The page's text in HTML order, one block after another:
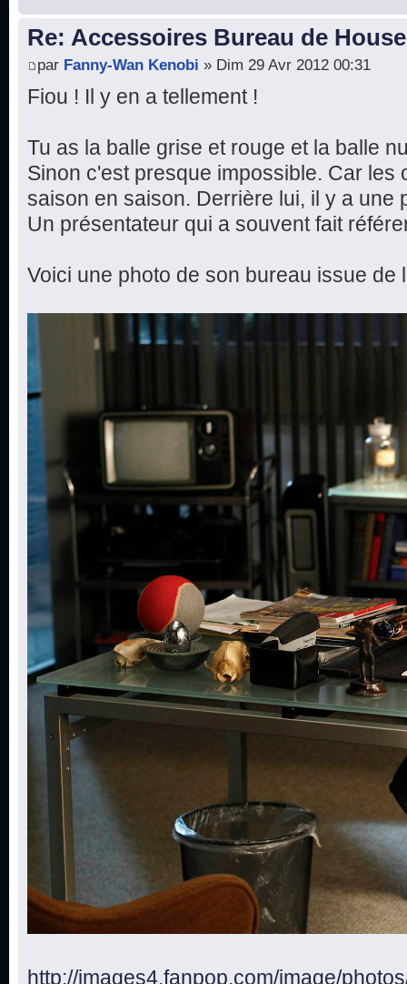
Re: Accessoires Bureau de House
par Fanny-Wan Kenobi » Dim 29 Avr 2012 00:31
Fiou ! Il y en a tellement !
Tu as la balle grise et rouge et la balle
Sinon c'est presque impossible. Car les
saison en saison. Derrière lui, il y a une
Un présentateur qui a souvent fait
Voici une photo de son bureau issue de
http://images4.fanpop.com/image/